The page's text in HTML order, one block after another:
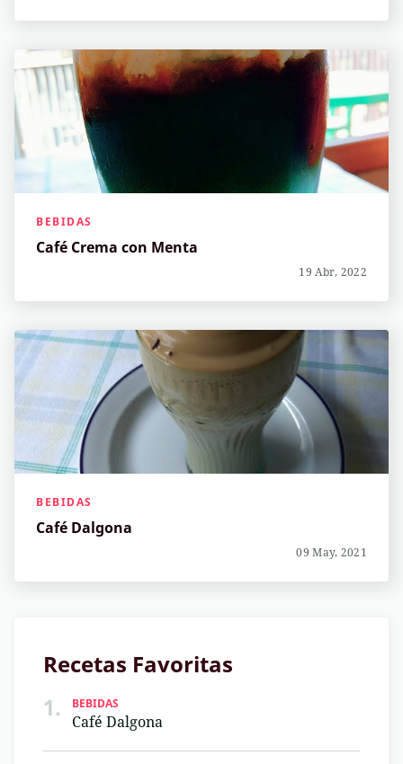
BEBIDAS
Café Crema con Menta
19 Abr, 2022
BEBIDAS
Café Dalgona
09 May, 2021
Recetas Favoritas
1.
BEBIDAS
Café Dalgona